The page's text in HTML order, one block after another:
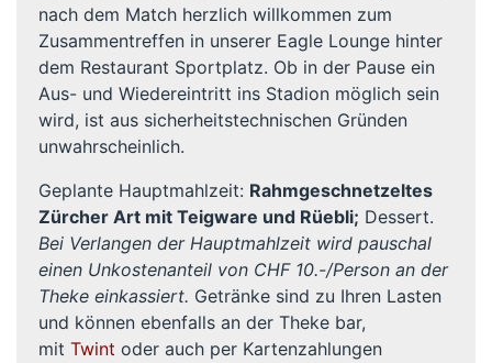
nach dem Match herzlich willkommen zum
Zusammentreffen in unserer Eagle Lounge hinter
dem Restaurant Sportplatz. Ob in der Pause ein
Aus- und Wiedereintritt ins Stadion möglich sein
wird, ist aus sicherheitstechnischen Gründen
unwahrscheinlich.
Geplante Hauptmahlzeit: Rahmgeschnetzeltes
Zürcher Art mit Teigware und Rüebli; Dessert.
Bei Verlangen der Hauptmahlzeit wird pauschal
einen Unkostenanteil von CHF 10.-/Person an der
Theke einkassiert. Getränke sind zu Ihren Lasten
und können ebenfalls an der Theke bar,
mit Twint oder auch per Kartenzahlungen